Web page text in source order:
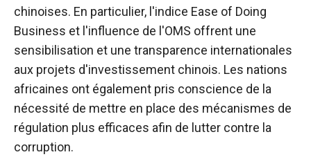
chinoises. En particulier, l'indice Ease of Doing
Business et l'influence de l'OMS offrent une
sensibilisation et une transparence internationales
aux projets d'investissement chinois. Les nations
africaines ont également pris conscience de la
nécessité de mettre en place des mécanismes de
régulation plus efficaces afin de lutter contre la
corruption.